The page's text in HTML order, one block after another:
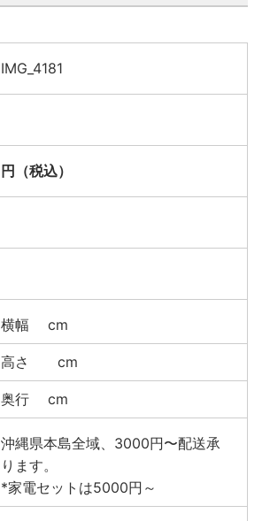
IMG_4181
円（税込）
横幅 cm
高さ cm
奥行 cm
沖縄県本島全域、3000円〜配送承
ります。
*家電セットは5000円～